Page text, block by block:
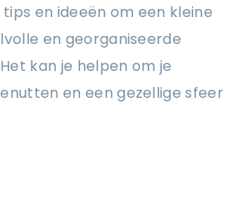
en ideeën om een kleine
en georganiseerde
kan je helpen om je
en een gezellige sfeer